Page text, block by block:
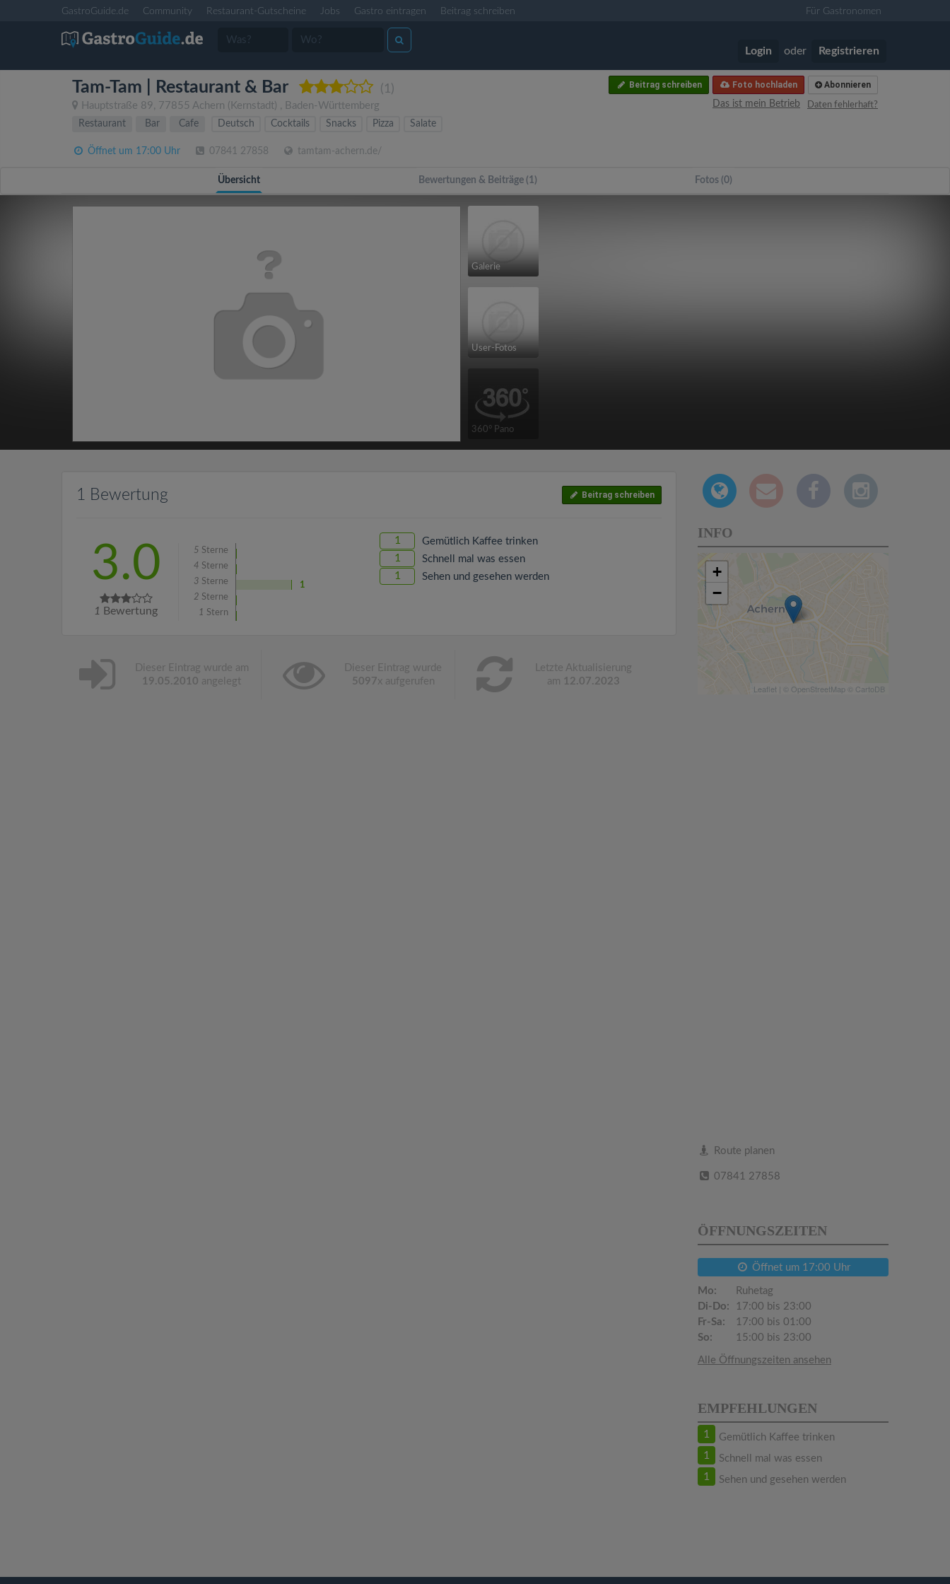
GastroGuide.de Community Restaurant-Gutscheine Jobs Gastro eintragen Beitrag schreiben Für Gastronomen
Login oder Registrieren
Tam-Tam | Restaurant & Bar (1)
Hauptstraße 89, 77855 Achern (Kernstadt) , Baden-Württemberg
Abonnieren
Foto hochladen
Beitrag schreiben
Daten fehlerhaft?
Das ist mein Betrieb
Restaurant
Bar Cafe Deutsch Cocktails Snacks Pizza Salate
Öffnet um 17:00 Uhr 07841 27858 tamtam-achern.de/
Übersicht Bewertungen & Beiträge (1) Fotos (0)
Galerie
User-Fotos
360° Pano
1 Bewertung Beitrag schreiben
3.0
1 Bewertung
5 Sterne
4 Sterne
3 Sterne
1
2 Sterne
1 Stern
1 Gemütlich Kaffee trinken
1 Schnell mal was essen
1 Sehen und gesehen werden
Dieser Eintrag wurde am
19.05.2010 angelegt
Dieser Eintrag wurde
5097x aufgerufen
Letzte Aktualisierung
am 12.07.2023
INFO
+
−
Leaflet | © OpenStreetMap © CartoDB
Route planen
07841 27858
ÖFFNUNGSZEITEN
Öffnet um 17:00 Uhr
Mo:
Ruhetag
Di-Do:
17:00 bis 23:00
Fr-Sa:
17:00 bis 01:00
So:
15:00 bis 23:00
Alle Öffnungszeiten ansehen
EMPFEHLUNGEN
1 Gemütlich Kaffee trinken
1 Schnell mal was essen
1 Sehen und gesehen werden